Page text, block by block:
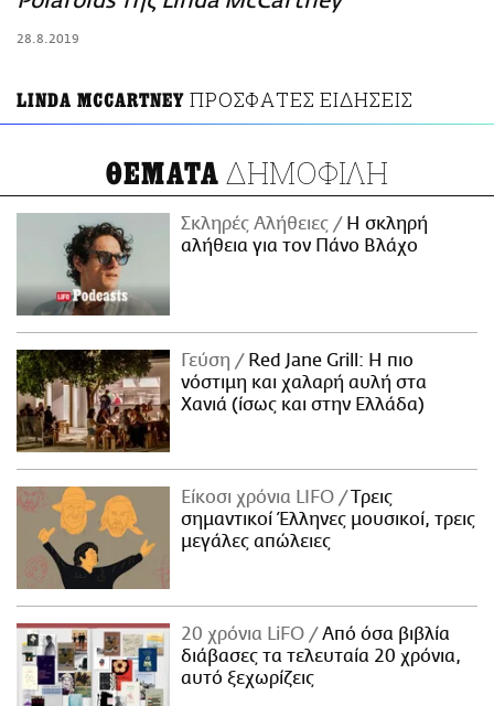
28.8.2019
LINDA MCCARTNEY ΠΡΟΣΦΑΤΕΣ ΕΙΔΗΣΕΙΣ
ΘΕΜΑΤΑ ΔΗΜΟΦΙΛΗ
Σκληρές Αλήθειες
H σκληρή
αλήθεια για τον Πάνο Βλάχο
Γεύση
Red Jane Grill: Η πιο
νόστιμη και χαλαρή αυλή στα
Χανιά (ίσως και στην Ελλάδα)
Είκοσι χρόνια LIFO
Tρεις
σημαντικοί Έλληνες μουσικοί, τρεις
μεγάλες απώλειες
20 χρόνια LiFO
Από όσα βιβλία
διάβασες τα τελευταία 20 χρόνια,
αυτό ξεχωρίζεις